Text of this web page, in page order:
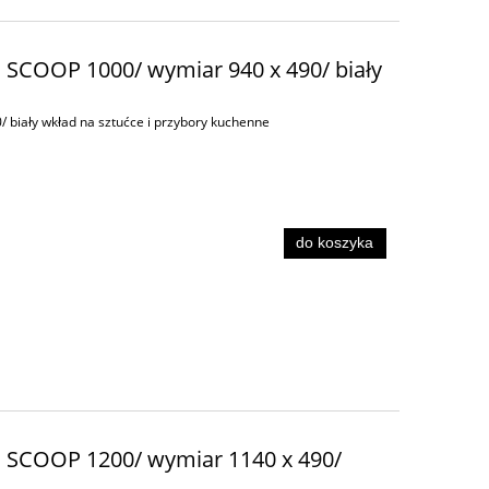
SCOOP 1000/ wymiar 940 x 490/ biały
biały wkład na sztućce i przybory kuchenne
do koszyka
SCOOP 1200/ wymiar 1140 x 490/